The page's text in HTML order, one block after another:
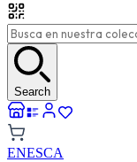
Search
ENESCA